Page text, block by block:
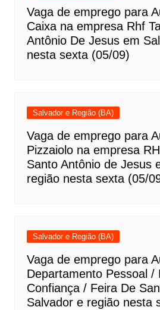
Vaga de emprego para
Caixa na empresa Rhf
Antônio De Jesus em
nesta sexta (05/09)
Salvador e Região (BA)
Vaga de emprego para
Pizzaiolo na empresa
Santo Antônio de Jesus
região nesta sexta (05/
Salvador e Região (BA)
Vaga de emprego para
Departamento Pessoal /
Confiança / Feira De
Salvador e região nesta